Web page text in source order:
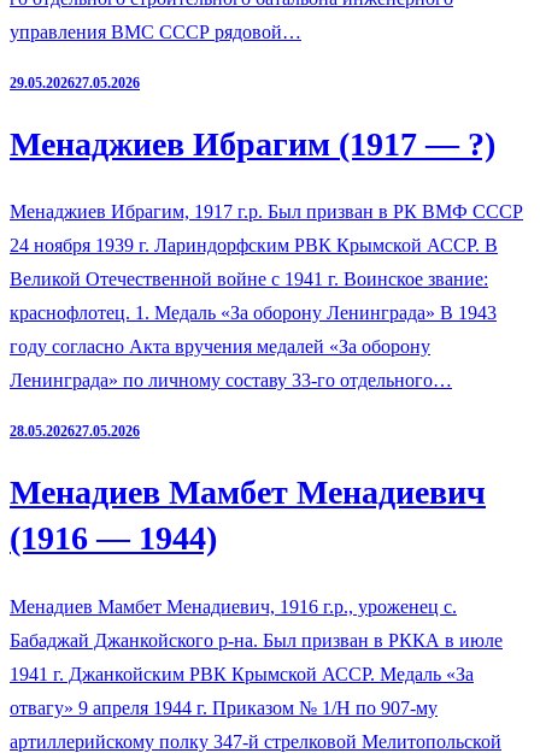
управления ВМС СССР рядовой…
29.05.202627.05.2026
Менаджиев Ибрагим (1917 — ?)
Менаджиев Ибрагим, 1917 г.р. Был призван в РК ВМФ СССР
24 ноября 1939 г. Лариндорфским РВК Крымской АССР. В
Великой Отечественной войне с 1941 г. Воинское звание:
краснофлотец. 1. Медаль «За оборону Ленинграда» В 1943
году согласно Акта вручения медалей «За оборону
Ленинграда» по личному составу 33-го отдельного…
28.05.202627.05.2026
Менадиев Мамбет Менадиевич
(1916 — 1944)
Менадиев Мамбет Менадиевич, 1916 г.р., уроженец с.
Бабаджай Джанкойского р-на. Был призван в РККА в июле
1941 г. Джанкойским РВК Крымской АССР. Медаль «За
отвагу» 9 апреля 1944 г. Приказом № 1/Н по 907-му
артиллерийскому полку 347-й стрелковой Мелитопольской